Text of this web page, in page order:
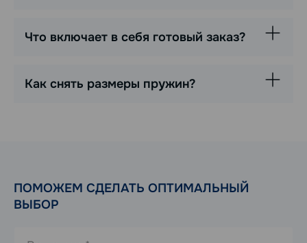
Что включает в себя готовый заказ?
Как снять размеры пружин?
ПОМОЖЕМ СДЕЛАТЬ ОПТИМАЛЬНЫЙ
ВЫБОР